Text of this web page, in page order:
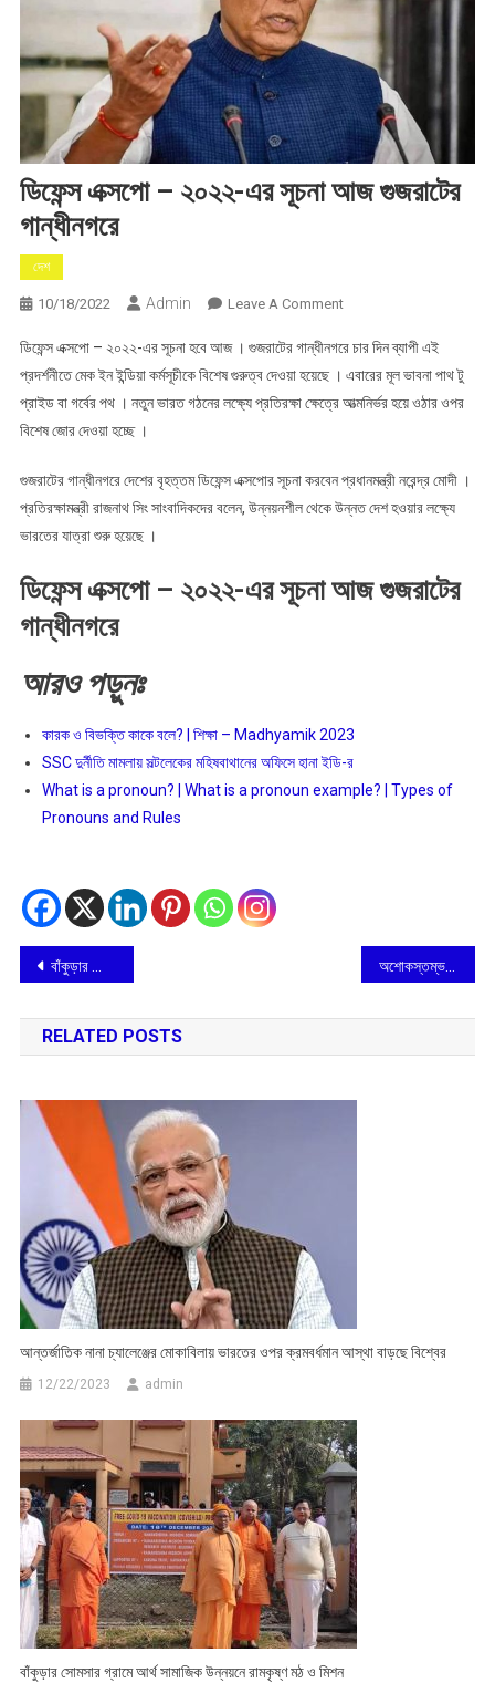
ডিফেন্স এক্সপো – ২০২২-এর সূচনা আজ গুজরাটের
গান্ধীনগরে
দেশ
10/18/2022 Admin Leave A CommentOn
এক্সপো
–
২০২২-
আজ
গুজরাটের
ডিফেন্স এক্সপো – ২০২২-এর সূচনা হবে আজ । গুজরাটের গান্ধীনগরে চার দিন ব্যাপী এই
প্রদর্শনীতে মেক ইন ইন্ডিয়া কর্মসূচীকে বিশেষ গুরুত্ব দেওয়া হয়েছে । এবারের মূল ভাবনা পাথ টু
প্রাইড বা গর্বের পথ । নতুন ভারত গঠনের লক্ষ্যে প্রতিরক্ষা ক্ষেত্রে আত্মনির্ভর হয়ে ওঠার ওপর
বিশেষ জোর দেওয়া হচ্ছে ।
গুজরাটের গান্ধীনগরে দেশের বৃহত্তম ডিফেন্স এক্সপোর সূচনা করবেন প্রধানমন্ত্রী নরেন্দ্র মোদী ।
প্রতিরক্ষামন্ত্রী রাজনাথ সিং সাংবাদিকদের বলেন, উন্নয়নশীল থেকে উন্নত দেশ হওয়ার লক্ষ্যে
ভারতের যাত্রা শুরু হয়েছে ।
ডিফেন্স এক্সপো – ২০২২-এর সূচনা আজ গুজরাটের
গান্ধীনগরে
আরও পড়ুনঃ
কারক ও বিভক্তি কাকে বলে? | শিক্ষা – Madhyamik 2023
SSC দুর্নীতি মামলায় সল্টলেকের মহিষবাথানের অফিসে হানা ইডি-র
What is a pronoun? | What is a pronoun example? | Types of
Pronouns and Rules
Post
navigation
বাঁকুড়ার সোমসার গ্রামে আর্থ সামাজিক উন্নয়নে রামকৃষ্ণ মঠ ও মিশন
RELATED POSTS
আন্তর্জাতিক নানা চ্যালেঞ্জের মোকাবিলায় ভারতের ওপর ক্রমবর্ধমান আস্থা বাড়ছে বিশ্বের
12/22/2023 admin
বাঁকুড়ার সোমসার গ্রামে আর্থ সামাজিক উন্নয়নে রামকৃষ্ণ মঠ ও মিশন